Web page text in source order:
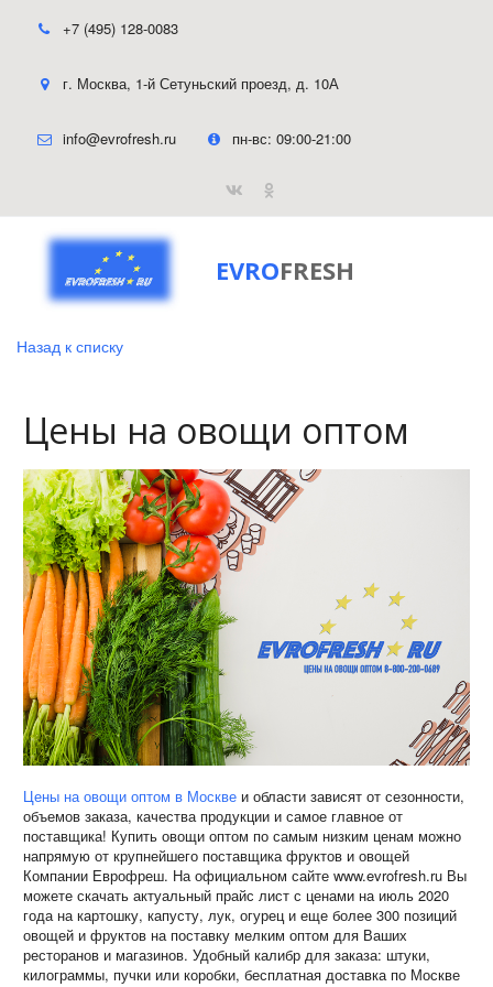
+7 (495) 128-0083
г. Москва, 1-й Сетуньский проезд, д. 10А
info@evrofresh.ru пн-вс: 09:00-21:00
EVROFRESH
Назад к списку
Цены на овощи оптом
Цены на овощи оптом в Москве и области зависят от сезонности,
объемов заказа, качества продукции и самое главное от
поставщика! Купить овощи оптом по самым низким ценам можно
напрямую от крупнейшего поставщика фруктов и овощей
Компании Еврофреш. На официальном сайте www.evrofresh.ru Вы
можете скачать актуальный прайс лист с ценами на июль 2020
года на картошку, капусту, лук, огурец и еще более 300 позиций
овощей и фруктов на поставку мелким оптом для Ваших
ресторанов и магазинов. Удобный калибр для заказа: штуки,
килограммы, пучки или коробки, бесплатная доставка по Москве